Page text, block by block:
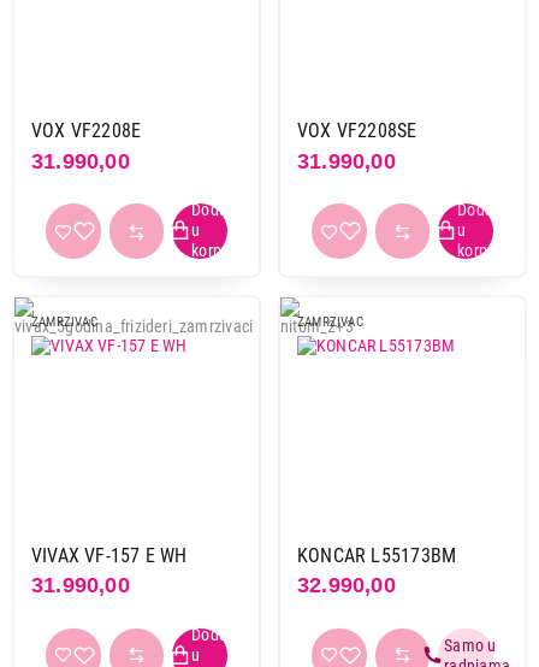
VOX VF2208E
31.990,00
VOX VF2208SE
31.990,00
ZAMRZIVAC
VIVAX VF-157 E WH
31.990,00
ZAMRZIVAC
KONCAR L55173BM
32.990,00